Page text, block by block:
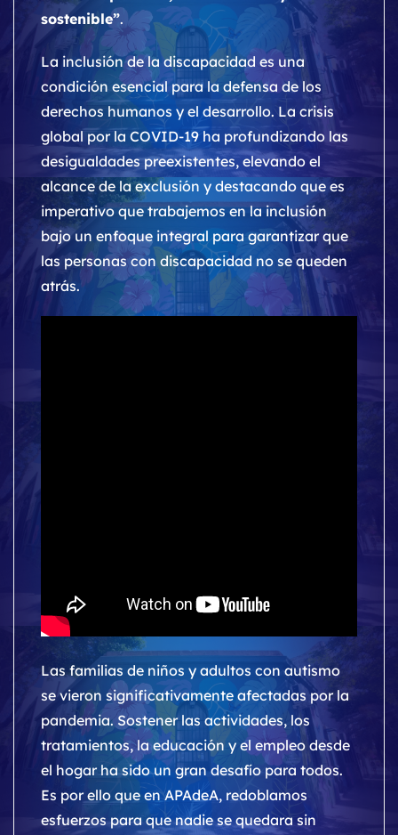
sostenible”.
La inclusión de la discapacidad es una
condición esencial para la defensa de los
derechos humanos y el desarrollo. La crisis
global por la COVID-19 ha profundizando las
desigualdades preexistentes, elevando el
alcance de la exclusión y destacando que es
imperativo que trabajemos en la inclusión
bajo un enfoque integral para garantizar que
las personas con discapacidad no se queden
atrás.
Las familias de niños y adultos con autismo
se vieron significativamente afectadas por la
pandemia. Sostener las actividades, los
tratamientos, la educación y el empleo desde
el hogar ha sido un gran desafío para todos.
Es por ello que en APAdeA, redoblamos
esfuerzos para que nadie se quedara sin